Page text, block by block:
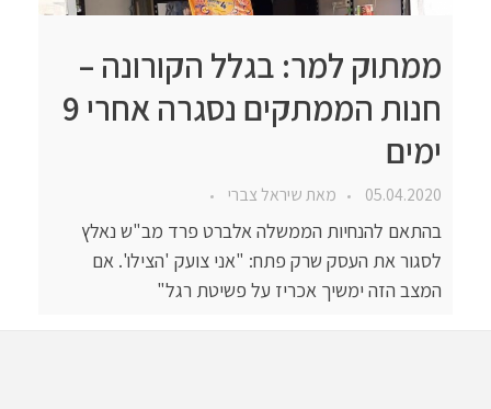
ממתוק למר: בגלל הקורונה –
חנות הממתקים נסגרה אחרי 9
ימים
05.04.2020 מאתשיראל צברי
בהתאם להנחיות הממשלה אלברט פרד מב"ש נאלץ
לסגור את העסק שרק פתח: "אני צועק 'הצילו'. אם
המצב הזה ימשיך אכריז על פשיטת רגל"